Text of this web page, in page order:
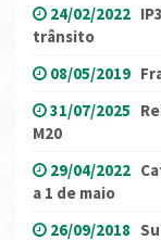
24/02/2022
trânsito
08/05/2019
31/07/2025
M20
29/04/2022
a 1 de maio
26/09/2018